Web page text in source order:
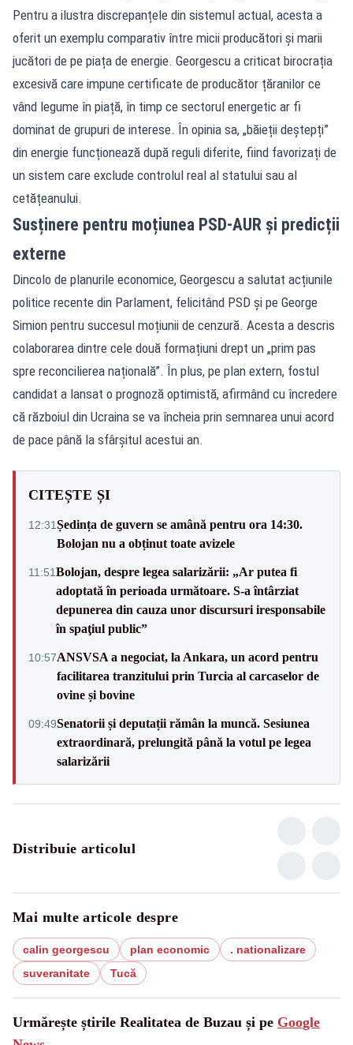
Pentru a ilustra discrepanțele din sistemul actual, acesta a
oferit un exemplu comparativ între micii producători și marii
jucători de pe piața de energie. Georgescu a criticat birocrația
excesivă care impune certificate de producător țăranilor ce
vând legume în piață, în timp ce sectorul energetic ar fi
dominat de grupuri de interese. În opinia sa, „băieții deștepți”
din energie funcționează după reguli diferite, fiind favorizați de
un sistem care exclude controlul real al statului sau al
cetățeanului.
Susținere pentru moțiunea PSD-AUR și predicții
externe
Dincolo de planurile economice, Georgescu a salutat acțiunile
politice recente din Parlament, felicitând PSD și pe George
Simion pentru succesul moțiunii de cenzură. Acesta a descris
colaborarea dintre cele două formațiuni drept un „prim pas
spre reconcilierea națională”. În plus, pe plan extern, fostul
candidat a lansat o prognoză optimistă, afirmând cu încredere
că războiul din Ucraina se va încheia prin semnarea unui acord
de pace până la sfârșitul acestui an.
CITEȘTE ȘI
12:31Ședința de guvern se amână pentru ora 14:30.
Bolojan nu a obținut toate avizele
11:51Bolojan, despre legea salarizării: „Ar putea fi
adoptată în perioada următoare. S-a întârziat
depunerea din cauza unor discursuri iresponsabile
în spaţiul public”
10:57ANSVSA a negociat, la Ankara, un acord pentru
facilitarea tranzitului prin Turcia al carcaselor de
ovine și bovine
09:49Senatorii și deputații rămân la muncă. Sesiunea
extraordinară, prelungită până la votul pe legea
salarizării
Distribuie articolul
Mai multe articole despre
calin georgescu plan economic
. nationalizare
suveranitate
Tucă
Urmărește știrile Realitatea de Buzau și pe Google